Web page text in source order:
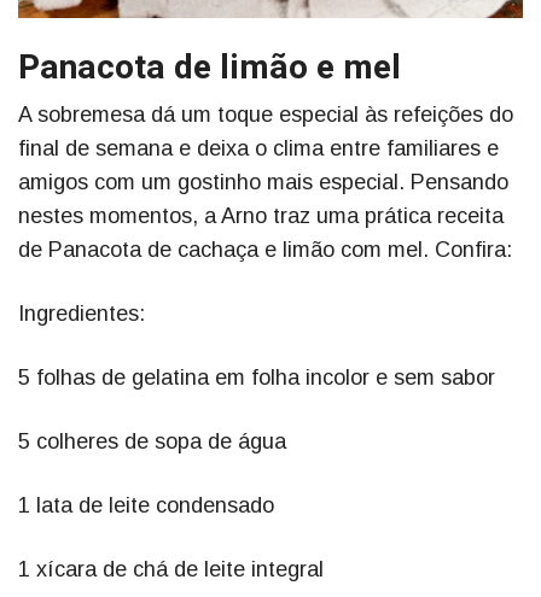
Panacota de limão e mel
A sobremesa dá um toque especial às refeições do
final de semana e deixa o clima entre familiares e
amigos com um gostinho mais especial. Pensando
nestes momentos, a Arno traz uma prática receita
de Panacota de cachaça e limão com mel. Confira:
Ingredientes:
5 folhas de gelatina em folha incolor e sem sabor
5 colheres de sopa de água
1 lata de leite condensado
1 xícara de chá de leite integral